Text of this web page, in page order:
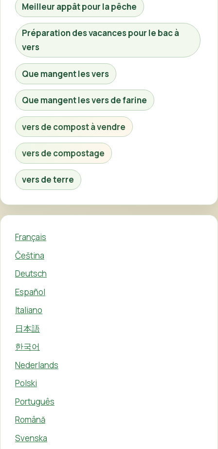
Meilleur appât pour la pêche
Préparation des vacances pour le bac à
vers
Que mangent les vers
Que mangent les vers de farine
vers de compost à vendre
vers de compostage
vers de terre
Français
Čeština
Deutsch
Español
Italiano
日本語
한국어
Nederlands
Polski
Português
Română
Svenska